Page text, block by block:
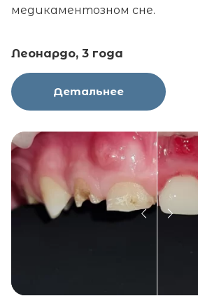
медикаментозном сне.
Леонардо, 3 года
Детальнее